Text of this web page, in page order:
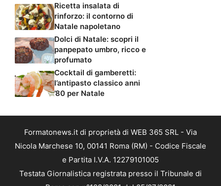
Ricetta insalata di
rinforzo: il contorno di
Natale napoletano
Dolci di Natale: scopri il
panpepato umbro, ricco e
profumato
Cocktail di gamberetti:
l’antipasto classico anni
’80 per Natale
Formatonews.it di proprietà di WEB 365 SRL - Via
Nicola Marchese 10, 00141 Roma (RM) - Codice Fiscale
e Partita I.V.A. 12279101005
Testata Giornalistica registrata presso il Tribunale di